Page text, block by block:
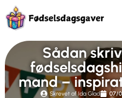
Sådan
mand –
Skrevet af Ida Glad 07/